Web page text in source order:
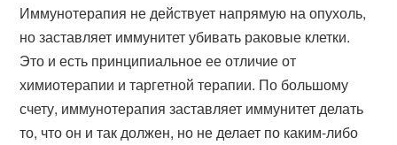
Иммунотерапия не действует напрямую на опухоль,
но заставляет иммунитет убивать раковые клетки.
Это и есть принципиальное ее отличие от
химиотерапии и таргетной терапии. По большому
счету, иммунотерапия заставляет иммунитет делать
то, что он и так должен, но не делает по каким-либо